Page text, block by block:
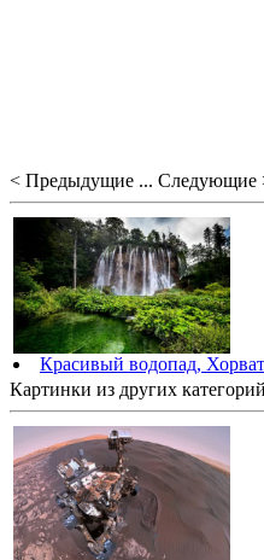
< Предыдущие ... Следующие
Красивый водопад,
Картинки из других